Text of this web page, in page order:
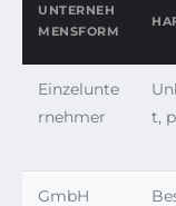
UNTERNEH
MENSFORM
Einzelunte
rnehmer
t,
GmbH